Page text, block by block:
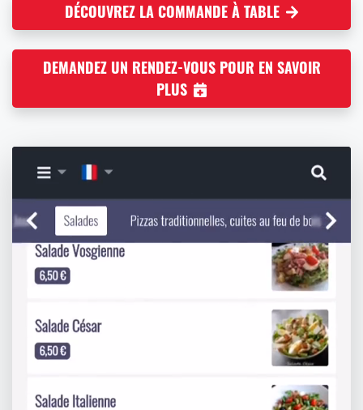
DÉCOUVREZ LA COMMANDE À TABLE
DEMANDEZ UN RENDEZ-VOUS POUR EN SAVOIR
PLUS